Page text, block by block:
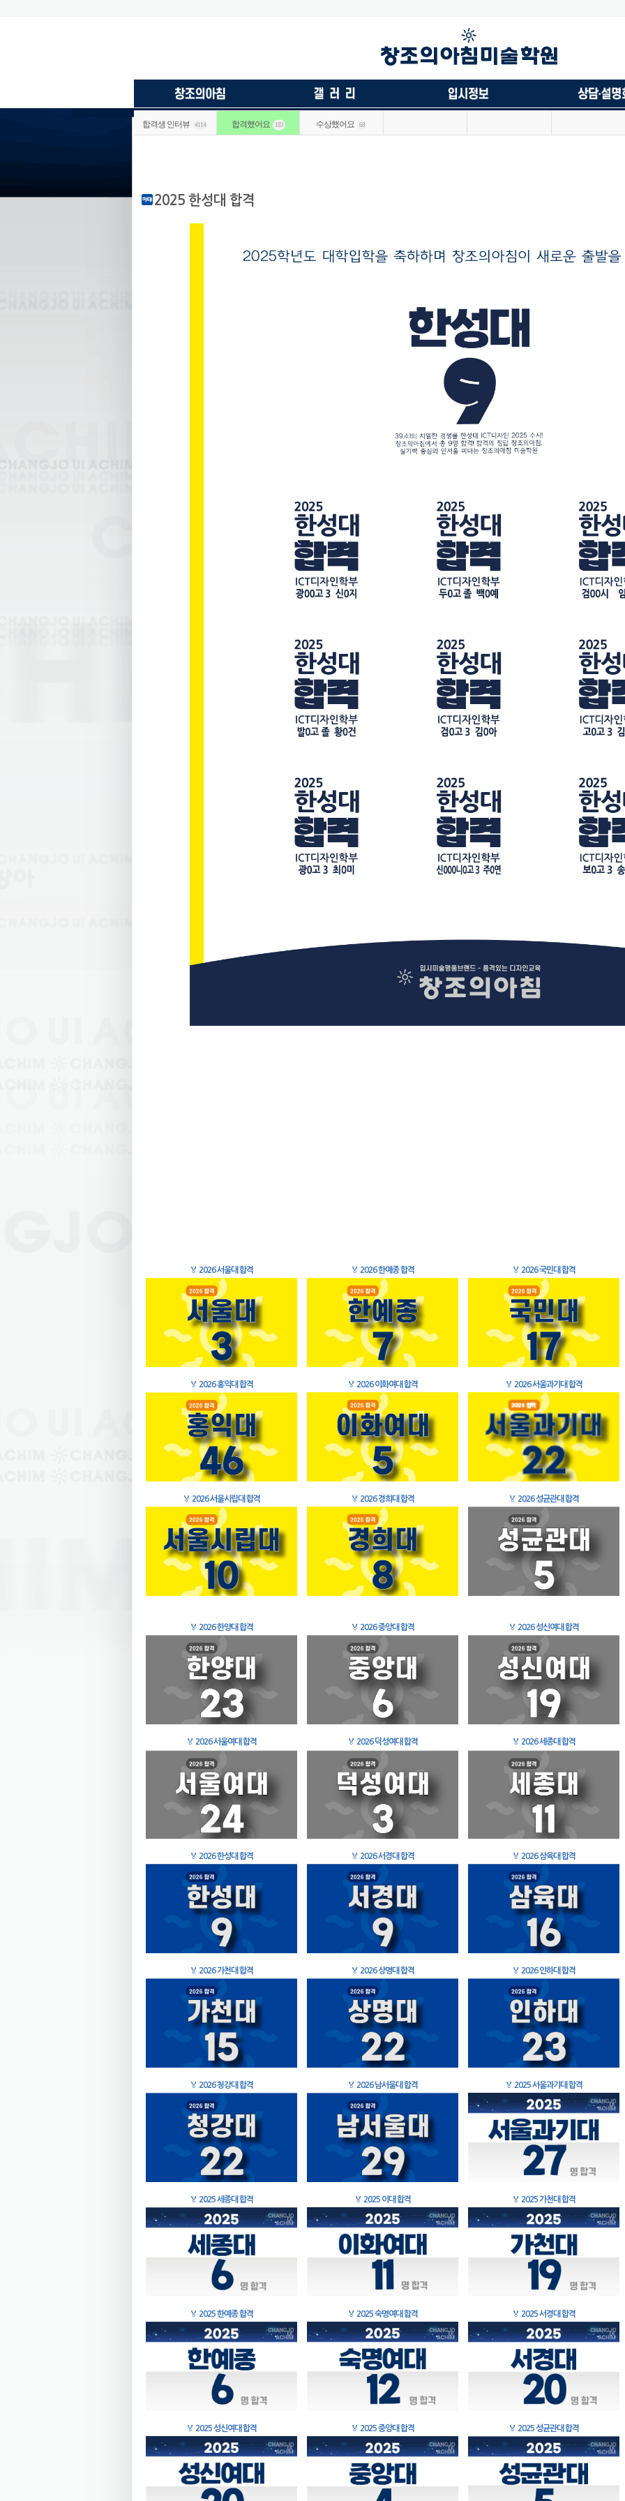
합격생 인터뷰 4114 합격했어요 183 수상했어요 68
2025 한성대 합격
🏅 2026 서울대 합격 🏅 2026 한예종 합격 🏅 2026 국민대 합격
🏅 2026 홍익대 합격 🏅 2026 이화여대 합격 🏅 2026 서울과기대 합격
🏅 2026 서울시립대 합격 🏅 2026 경희대 합격 🏅 2026 성균관대 합격
🏅 2026 한양대 합격 🏅 2026 중앙대 합격 🏅 2026 성신여대 합격
🏅 2026 서울여대 합격 🏅 2026 덕성여대 합격 🏅 2026 세종대 합격
🏅 2026 한성대 합격 🏅 2026 서경대 합격 🏅 2026 삼육대 합격
🏅 2026 가천대 합격 🏅 2026 상명대 합격 🏅 2026 인하대 합격
🏅 2026 청강대 합격 🏅 2026 남서울대 합격 🏅 2025 서울과기대 합격
🏅 2025 세종대 합격 🏅 2025 이대 합격 🏅 2025 가천대 합격
🏅 2025 한예종 합격 🏅 2025 숙명여대 합격 🏅 2025 서경대 합격
🏅 2025 성신여대 합격 🏅 2025 중앙대 합격 🏅 2025 성균관대 합격